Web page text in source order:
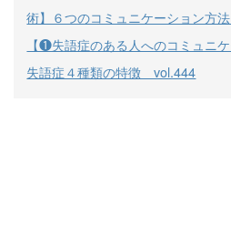
術】６つのコミュニケーション方
【❶失語症のある人へのコミュニケ
失語症４種類の特徴 vol.444